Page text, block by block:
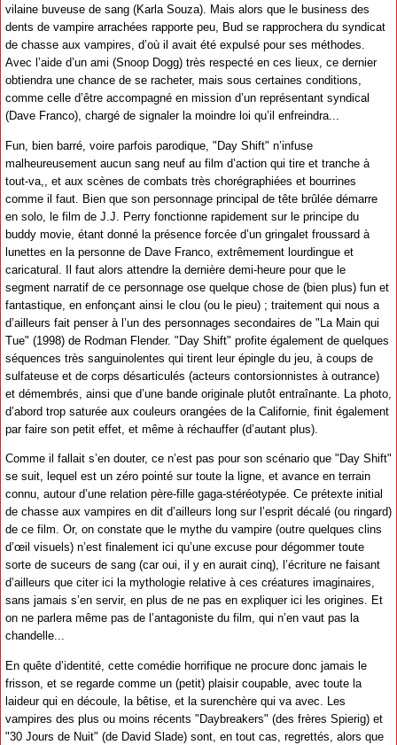
vilaine buveuse de sang (Karla Souza). Mais alors que le business des
dents de vampire arrachées rapporte peu, Bud se rapprochera du syndicat
de chasse aux vampires, d’où il avait été expulsé pour ses méthodes.
Avec l’aide d’un ami (Snoop Dogg) très respecté en ces lieux, ce dernier
obtiendra une chance de se racheter, mais sous certaines conditions,
comme celle d’être accompagné en mission d’un représentant syndical
(Dave Franco), chargé de signaler la moindre loi qu’il enfreindra...
Fun, bien barré, voire parfois parodique, "Day Shift" n’infuse
malheureusement aucun sang neuf au film d’action qui tire et tranche à
tout-va,, et aux scènes de combats très chorégraphiées et bourrines
comme il faut. Bien que son personnage principal de tête brûlée démarre
en solo, le film de J.J. Perry fonctionne rapidement sur le principe du
buddy movie, étant donné la présence forcée d’un gringalet froussard à
lunettes en la personne de Dave Franco, extrêmement lourdingue et
caricatural. Il faut alors attendre la dernière demi-heure pour que le
segment narratif de ce personnage ose quelque chose de (bien plus) fun et
fantastique, en enfonçant ainsi le clou (ou le pieu) ; traitement qui nous a
d’ailleurs fait penser à l’un des personnages secondaires de "La Main qui
Tue" (1998) de Rodman Flender. "Day Shift" profite également de quelques
séquences très sanguinolentes qui tirent leur épingle du jeu, à coups de
sulfateuse et de corps désarticulés (acteurs contorsionnistes à outrance)
et démembrés, ainsi que d’une bande originale plutôt entraînante. La photo,
d’abord trop saturée aux couleurs orangées de la Californie, finit également
par faire son petit effet, et même à réchauffer (d’autant plus).
Comme il fallait s’en douter, ce n’est pas pour son scénario que "Day Shift"
se suit, lequel est un zéro pointé sur toute la ligne, et avance en terrain
connu, autour d’une relation père-fille gaga-stéréotypée. Ce prétexte initial
de chasse aux vampires en dit d’ailleurs long sur l’esprit décalé (ou ringard)
de ce film. Or, on constate que le mythe du vampire (outre quelques clins
d’œil visuels) n’est finalement ici qu’une excuse pour dégommer toute
sorte de suceurs de sang (car oui, il y en aurait cinq), l’écriture ne faisant
d’ailleurs que citer ici la mythologie relative à ces créatures imaginaires,
sans jamais s’en servir, en plus de ne pas en expliquer ici les origines. Et
on ne parlera même pas de l’antagoniste du film, qui n’en vaut pas la
chandelle...
En quête d’identité, cette comédie horrifique ne procure donc jamais le
frisson, et se regarde comme un (petit) plaisir coupable, avec toute la
laideur qui en découle, la bêtise, et la surenchère qui va avec. Les
vampires des plus ou moins récents "Daybreakers" (des frères Spierig) et
"30 Jours de Nuit" (de David Slade) sont, en tout cas, regrettés, alors que